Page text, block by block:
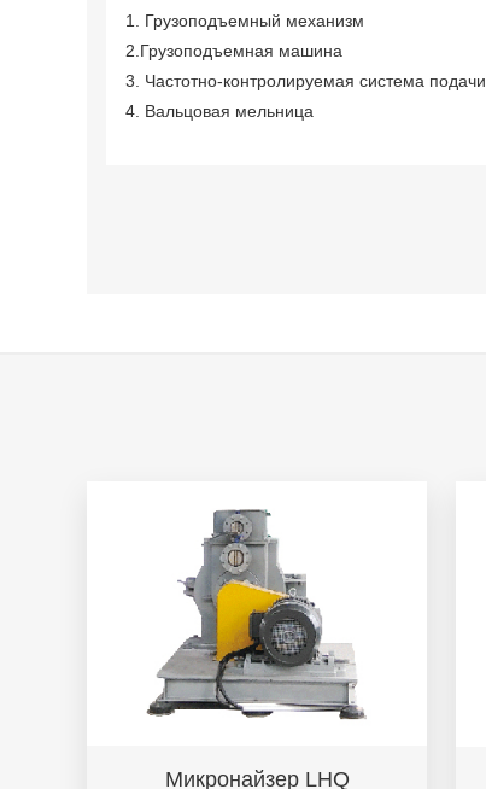
1. Грузоподъемный механизм
2.Грузоподъемная машина
3. Частотно-контролируемая система подачи
4. Вальцовая мельница
Микронайзер LHQ